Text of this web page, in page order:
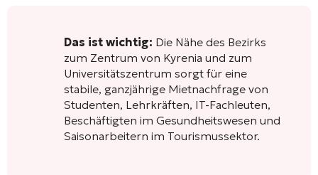
Das ist wichtig: Die Nähe des Bezirks
zum Zentrum von Kyrenia und zum
Universitätszentrum sorgt für eine
stabile, ganzjährige Mietnachfrage von
Studenten, Lehrkräften, IT-Fachleuten,
Beschäftigten im Gesundheitswesen und
Saisonarbeitern im Tourismussektor.